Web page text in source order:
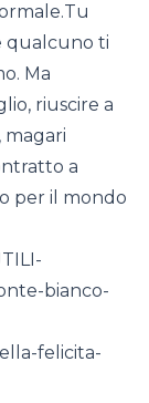
qualcuno ti
Ma
riuscire a
a
per il mondo
bianco-
felicita-